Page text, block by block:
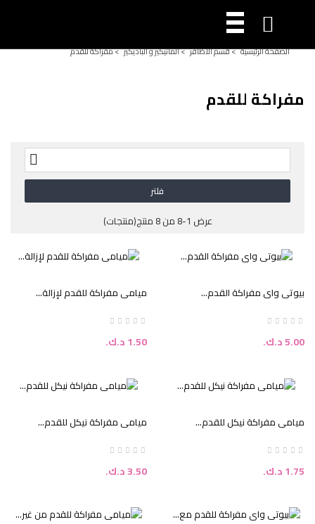

الصفحة الرئيسية >قسم الأظافر >المانيكير و الباديكير >مفراكة للقدم
مفراكة للقدم

فلتر
عرض 1-8 من 8 منتج(منتجات)
بيوتي واي مفراكة القدم...
السعر
5.00 د.ك.‏
ميامي مفراكة للقدم لإزالة...
السعر
1.50 د.ك.‏
ميامي مفراكة نيكل للقدم...
السعر
1.75 د.ك.‏
ميامي مفراكة نيكل للقدم...
السعر
3.50 د.ك.‏